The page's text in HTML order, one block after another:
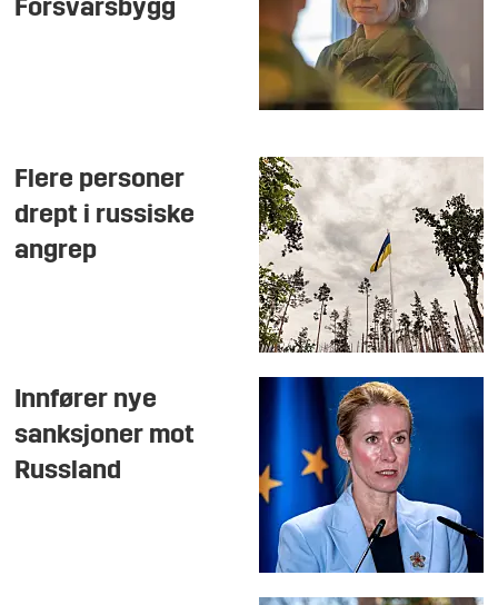
Forsvarsbygg
Flere personer
drept i russiske
angrep
Innfører nye
sanksjoner mot
Russland